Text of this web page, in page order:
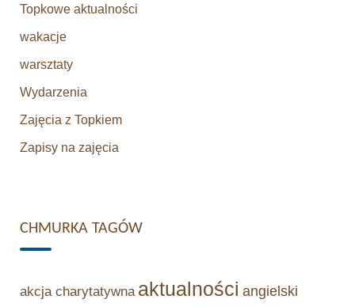
Topkowe aktualności
wakacje
warsztaty
Wydarzenia
Zajęcia z Topkiem
Zapisy na zajęcia
CHMURKA TAGÓW
akcja charytatywna aktualności angielski